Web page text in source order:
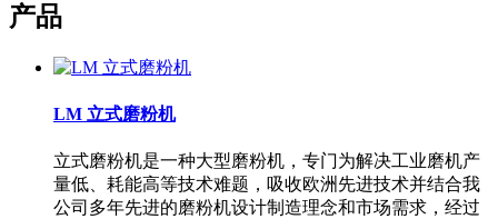
产品
LM 立式磨粉机
立式磨粉机是一种大型磨粉机，专门为解决工业磨机产
量低、耗能高等技术难题，吸收欧洲先进技术并结合我
公司多年先进的磨粉机设计制造理念和市场需求，经过